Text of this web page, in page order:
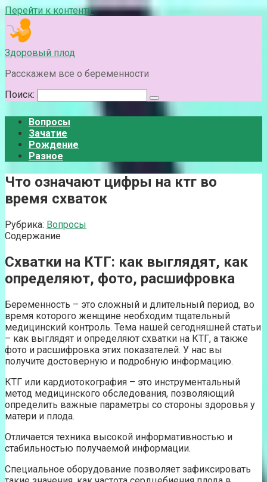
Перейти к контенту
Здоровый плод
Расскажем все о беременности
Поиск:
Вопросы
Зачатие
Рождение
Разное
Что означают цифры на ктг во
время схваток
Рубрика: Вопросы
Содержание
Схватки на КТГ: как выглядят, как
определяют, фото, расшифровка
Беременность – это сложный и длительный период, во
время которого женщине необходим тщательный
медицинский контроль. Тема нашей сегодняшней статьи
– как выглядят и определяют схватки на КТГ, а также
фото и расшифровка этих показателей. У нас вы
получите достоверную и подробную информацию.
КТГ или кардиотокография – это инструментальный
метод медицинского обследования, позволяющий
определить важные параметры со стороны здоровья у
матери и плода.
Отличается техника высокой информативностью и
стабильностью получаемой информации.
Специальное оборудование позволяет зафиксировать